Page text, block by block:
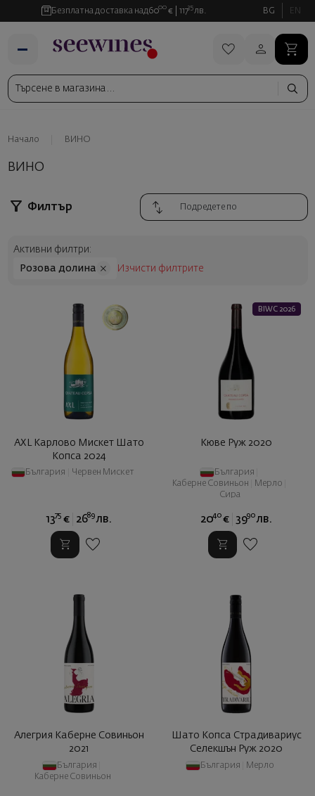
Безплатна доставка над6000 € 11735 лв. BG EN
Начало ВИНО
ВИНО
Филтър
Активни филтри:
Розова долина
Изчисти филтрите
AXL Карлово Мискет Шато
Копса 2024
България Червен Мискет
1375 € 2689 лв.
BIWC 2026
Kюве Руж 2020
България
Каберне Совиньон
Мерло
Сира
2040 € 3990 лв.
Алегрия Каберне Совиньон
2021
България
Каберне Совиньон
Шато Копса Страдивариус
Селекшън Руж 2020
България Мерло